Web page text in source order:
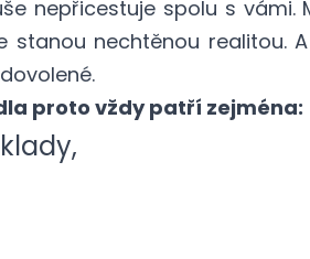
nepřicestuje spolu s
stanou nechtěnou realitou.
proto vždy patří zejména: